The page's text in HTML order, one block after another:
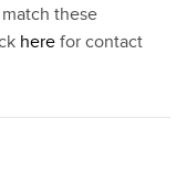
these
here for contact